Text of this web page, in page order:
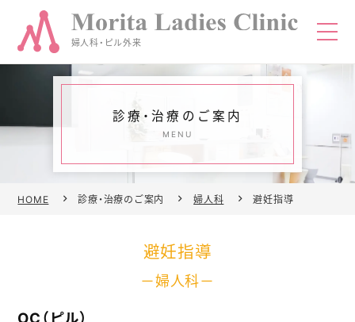
婦人科・ピル外来
診療・治療のご案内
MENU
HOME 診療・治療のご案内 婦人科 避妊指導
避妊指導
婦人科